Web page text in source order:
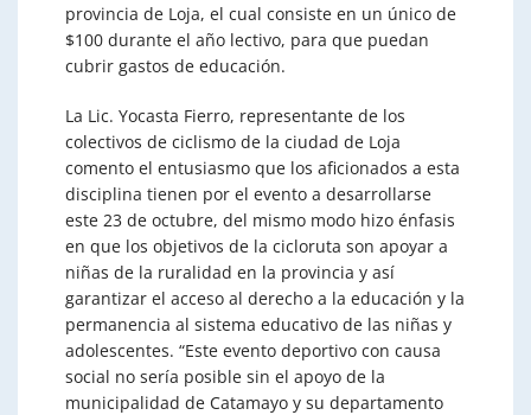
provincia de Loja, el cual consiste en un único de
$100 durante el año lectivo, para que puedan
cubrir gastos de educación.
La Lic. Yocasta Fierro, representante de los
colectivos de ciclismo de la ciudad de Loja
comento el entusiasmo que los aficionados a esta
disciplina tienen por el evento a desarrollarse
este 23 de octubre, del mismo modo hizo énfasis
en que los objetivos de la cicloruta son apoyar a
niñas de la ruralidad en la provincia y así
garantizar el acceso al derecho a la educación y la
permanencia al sistema educativo de las niñas y
adolescentes. “Este evento deportivo con causa
social no sería posible sin el apoyo de la
municipalidad de Catamayo y su departamento